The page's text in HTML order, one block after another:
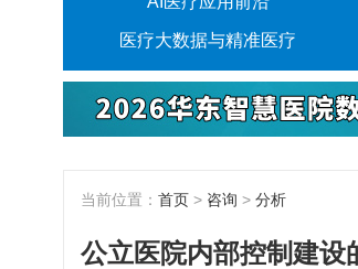
医疗大数据与精准医疗
当前位置： 首页 > 咨询 > 分析
公立医院内部控制建设